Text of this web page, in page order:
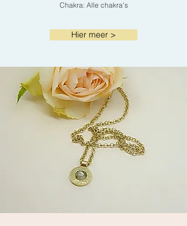
Chakra: Alle chakra's
Hier meer >